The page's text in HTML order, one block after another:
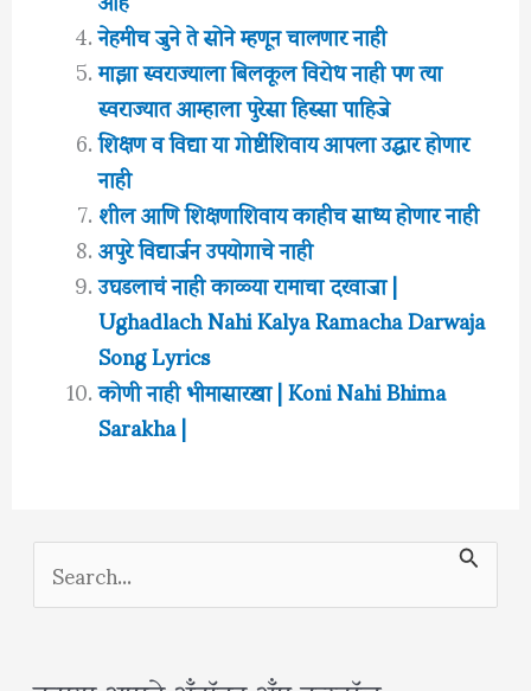
नेहमीच जुने ते सोने म्हणून चालणार नाही
माझा स्वराज्याला बिलकूल विरोध नाही पण त्या
स्वराज्यात आम्हाला पुरेसा हिस्सा पाहिजे
शिक्षण व विद्या या गोष्टींशिवाय आपला उद्धार होणार
नाही
शील आणि शिक्षणाशिवाय काहीच साध्य होणार नाही
अपुरे विद्यार्जन उपयोगाचे नाही
उघडलाचं नाही काळ्या रामाचा दरवाजा |
Ughadlach Nahi Kalya Ramacha Darwaja
Song Lyrics
कोणी नाही भीमासारखा | Koni Nahi Bhima
Sarakha |
S
e